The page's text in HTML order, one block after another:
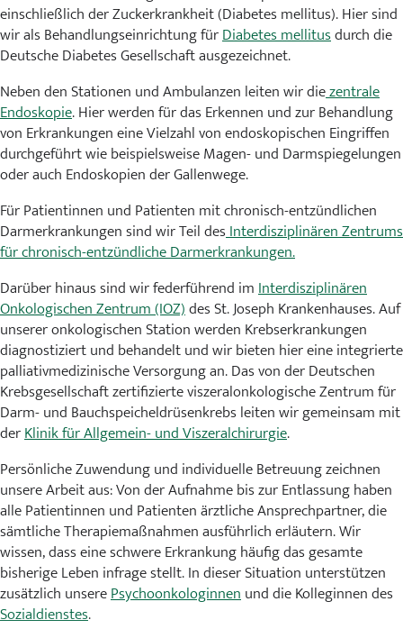
einschließlich der Zuckerkrankheit (Diabetes mellitus). Hier sind
wir als Behandlungseinrichtung fürDiabetes mellitusdurch die
Deutsche Diabetes Gesellschaft ausgezeichnet.
Neben den Stationen und Ambulanzen leiten wir diezentrale
Endoskopie. Hier werden für das Erkennen und zur Behandlung
von Erkrankungen eine Vielzahl von endoskopischen Eingriffen
durchgeführt wie beispielsweise Magen- und Darmspiegelungen
oder auch Endoskopien der Gallenwege.
Für Patientinnen und Patienten mit chronisch-entzündlichen
Darmerkrankungen sind wir Teil desInterdisziplinären Zentrums
für chronisch-entzündliche Darmerkrankungen.
Darüber hinaus sind wir federführend imInterdisziplinären
Onkologischen Zentrum (IOZ)des St. Joseph Krankenhauses. Auf
unserer onkologischen Station werden Krebserkrankungen
diagnostiziert und behandelt und wir bieten hier eine integrierte
palliativmedizinische Versorgung an. Das von der Deutschen
Krebsgesellschaft zertifizierte viszeralonkologische Zentrum für
Darm- und Bauchspeicheldrüsenkrebs leiten wir gemeinsam mit
derKlinik für Allgemein- und Viszeralchirurgie.
Persönliche Zuwendung und individuelle Betreuung zeichnen
unsere Arbeit aus: Von der Aufnahme bis zur Entlassung haben
alle Patientinnen und Patienten ärztliche Ansprechpartner, die
sämtliche Therapiemaßnahmen ausführlich erläutern. Wir
wissen, dass eine schwere Erkrankung häufig das gesamte
bisherige Leben infrage stellt. In dieser Situation unterstützen
zusätzlich unserePsychoonkologinnenund die Kolleginnen des
Sozialdienstes.